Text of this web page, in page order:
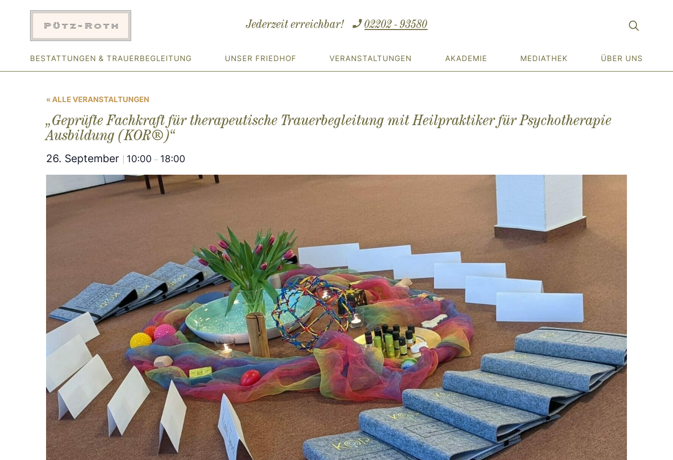
Jederzeit erreichbar! 02202 - 93580
BESTATTUNGEN & TRAUERBEGLEITUNG UNSER FRIEDHOF VERANSTALTUNGEN AKADEMIE MEDIATHEK ÜBER UNS
« ALLE VERANSTALTUNGEN
„Geprüfte Fachkraft für therapeutische Trauerbegleitung mit Heilpraktiker für Psychotherapie
Ausbildung (KOR®)“
26. September 10:00 – 18:00